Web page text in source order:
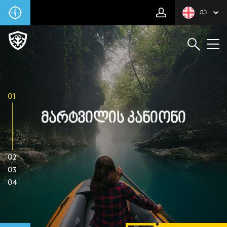
ᲥᲐ
01
02
03
04
Მარტვილის Კანიონი